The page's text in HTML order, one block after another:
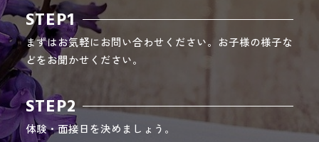
STEP1
まずはお気軽にお問い合わせください。お子様の様子な
どをお聞かせください。
STEP2
体験・面接日を決めましょう。